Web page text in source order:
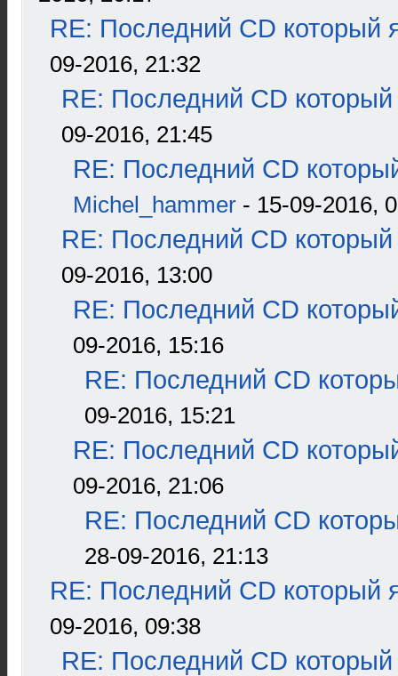
RE: Последний CD который
09-2016, 21:32
RE: Последний CD который
09-2016, 21:45
RE: Последний CD
Michel_hammer - 15-09-2016,
RE: Последний CD который
09-2016, 13:00
RE: Последний CD
09-2016, 15:16
RE: Последний CD
09-2016, 15:21
RE: Последний CD
09-2016, 21:06
RE: Последний CD
28-09-2016, 21:13
RE: Последний CD который
09-2016, 09:38
RE: Последний CD который